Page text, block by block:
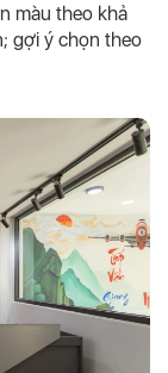
màu theo khả
gợi ý chọn theo